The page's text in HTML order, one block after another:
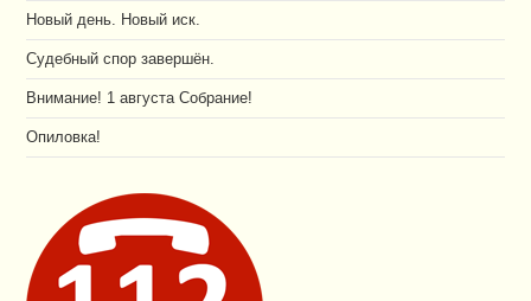
Новый день. Новый иск.
Судебный спор завершён.
Внимание! 1 августа Собрание!
Опиловка!